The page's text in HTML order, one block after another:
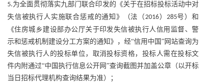
5.为全面贯彻落实九部门联合印发的《关于在招标投标活动中对
失信被执行人实施联合惩戒的通知》（法（2016） 285号）和
《住房城乡建设部办公厅关于印发失信被执行人信用监督、警
示和惩戒机制建设分工方案的通知》，经“信用中国”网站查询为
失信被执行人的投标单位，取消投标资格，投标人需在投标文
件内附通过“中国执行信息公开网”查询截图并加盖公章（以开标
当日招标代理机构查询结果为准）；